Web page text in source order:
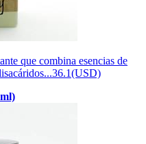
que combina esencias de
36.1(USD)